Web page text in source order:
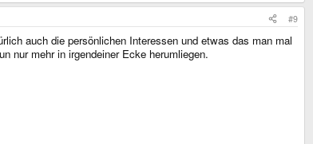
#9
auch die persönlichen Interessen und etwas das man mal
nur mehr in irgendeiner Ecke herumliegen.